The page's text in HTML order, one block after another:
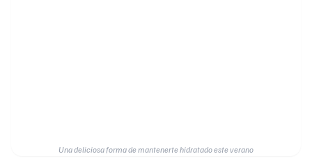
Una deliciosa forma de mantenerte hidratado este verano